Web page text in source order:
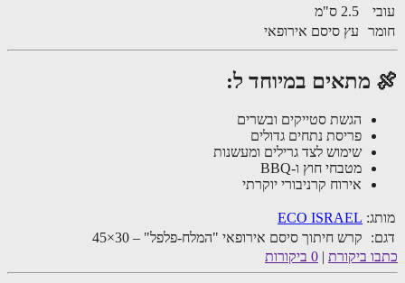
2.5 ס"מ
עץ סיסם אירופאי
מתאים במיוחד ל:
הגשת סטייקים ובשרים
פריסת נתחים גדולים
שימוש לצד גרילים ומעשנות
מטבחי חוץ ו-BBQ
אירוח קרניבורי יוקרתי
ECO ISRAEL
קרש חיתוך סיסם אירופאי "המלח-פלפל" – 30×45
ביקורת|0 ביקורות